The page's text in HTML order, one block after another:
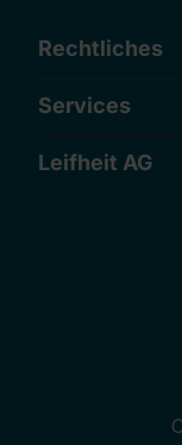
Rechtliches
Services
Leifheit AG